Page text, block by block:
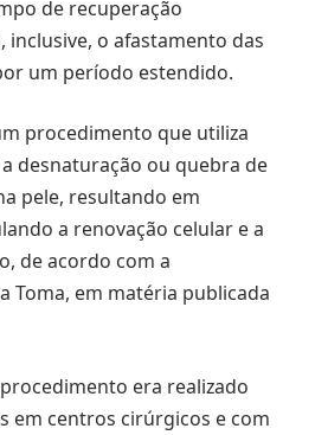
de recuperação
o afastamento das
um período estendido.
procedimento que utiliza
desnaturação ou quebra de
pele, resultando em
a renovação celular e a
de acordo com a
Toma, em matéria publicada
era realizado
em centros cirúrgicos e com